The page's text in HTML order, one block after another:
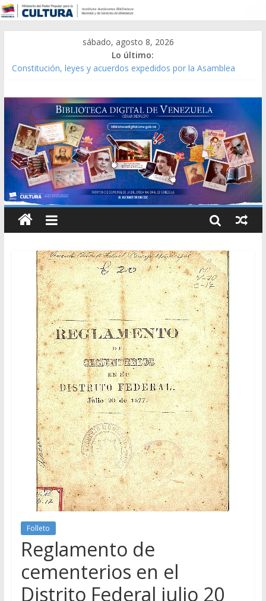
sábado, agosto 8, 2026
Lo último:
Constitución, leyes y acuerdos expedidos por la Asamblea
Modesta Bor Sánchez [material gráfico]
Gaceta Oficial de la República de Venezuela año CXXXIII Mes V,
Caracas 09 de marzo de 2006 N° 38.394
Catálogo temático de obras de Modesta Bor
Folleto
Reglamento de
cementerios en el
Distrito Federal julio 20